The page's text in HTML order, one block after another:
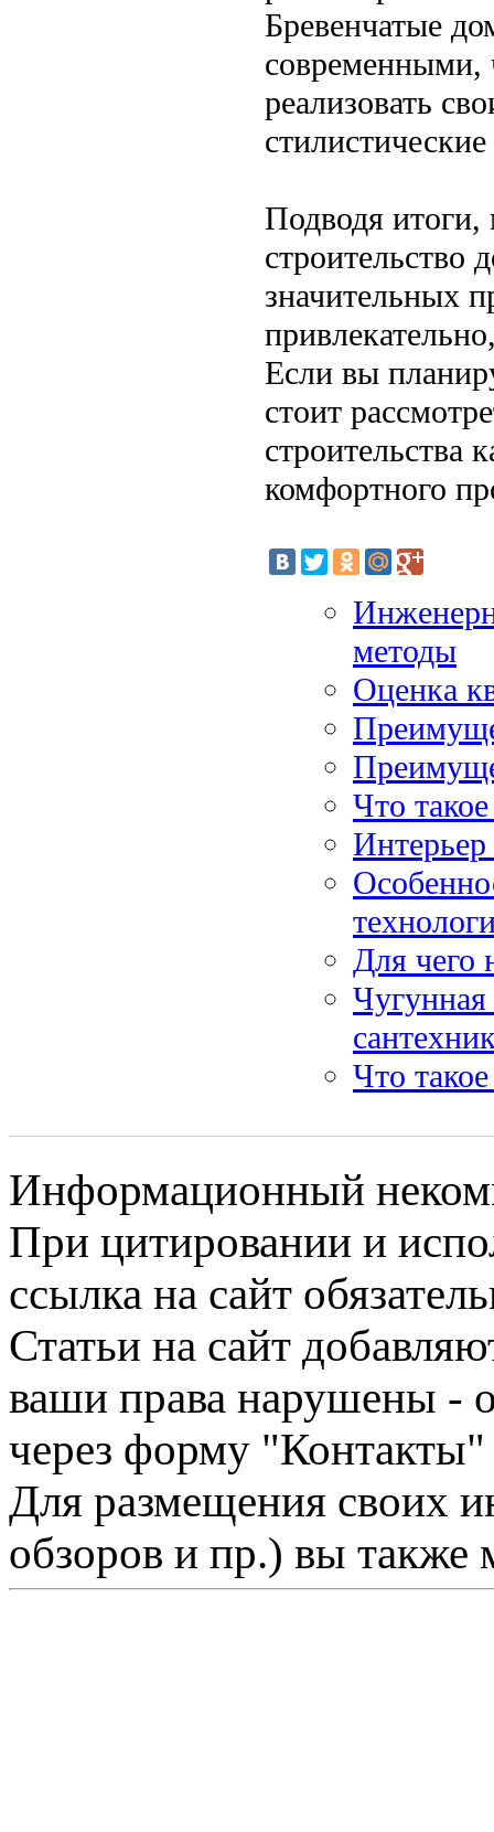
Бревенчатые
современными,
реализовать
Подводя итоги,
строительство
значительных
Если вы
стоит
строительства
комфортного
методы
Оценка
Что
Интерьер
Для чего
Чугунная
Что
Информационный
При цитировании и
ссылка на сайт
Статьи на сайт
ваши права нарушены -
через форму "Контакты"
Для размещения своих
обзоров и пр.) вы также